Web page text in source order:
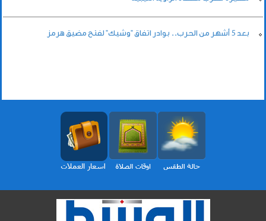
بعد 5 أشهر من الحرب.. بوادر اتفاق "وشيك" لفتح مضيق هرمز